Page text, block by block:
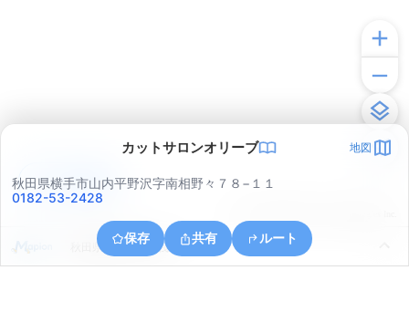
カットサロンオリーブ 地図
秋田県横手市山内平野沢字南相野々７８−１１
0182-53-2428
保存 共有 ルート
秋田県横手市山内筏
アプリで見る